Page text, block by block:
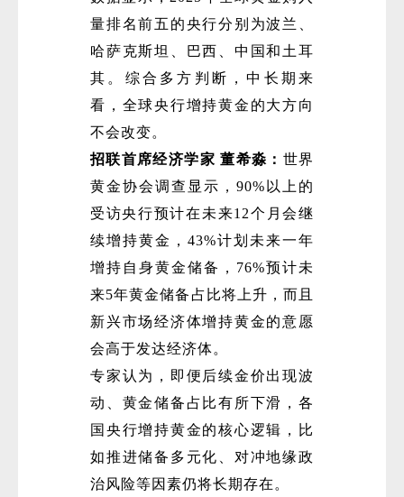
量排名前五的央行分别为波兰、
哈萨克斯坦、巴西、中国和土耳
其。综合多方判断，中长期来
看，全球央行增持黄金的大方向
不会改变。
招联首席经济学家 董希淼： 世界
黄金协会调查显示，90%以上的
受访央行预计在未来12个月会继
续增持黄金，43%计划未来一年
增持自身黄金储备，76%预计未
来5年黄金储备占比将上升，而且
新兴市场经济体增持黄金的意愿
会高于发达经济体。
专家认为，即便后续金价出现波
动、黄金储备占比有所下滑，各
国央行增持黄金的核心逻辑，比
如推进储备多元化、对冲地缘政
治风险等因素仍将长期存在。